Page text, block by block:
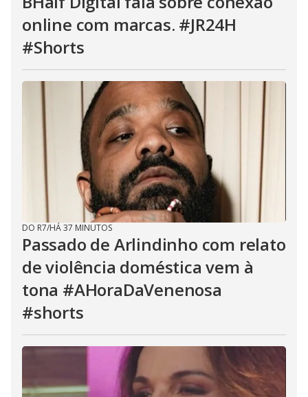
online com marcas. #JR24H
#Shorts
DO R7/HÁ 37 MINUTOS
Passado de Arlindinho com relato
de violência doméstica vem à
tona #AHoraDaVenenosa
#shorts